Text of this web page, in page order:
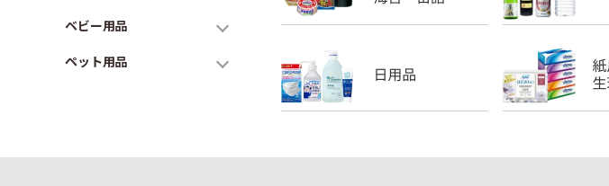
ベビー用品
ペット用品